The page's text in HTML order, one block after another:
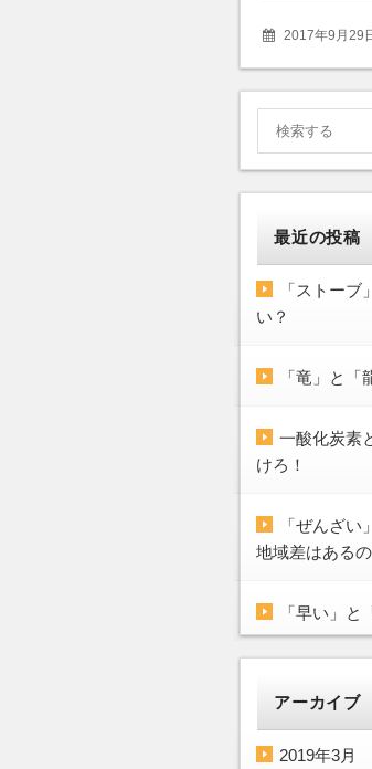
2017年9月29
最近の投稿
「ストー
い？
「竜」と
一酸化炭素
けろ！
「ぜんざ
地域差はあるの
「早い」
アーカイブ
2019年3月